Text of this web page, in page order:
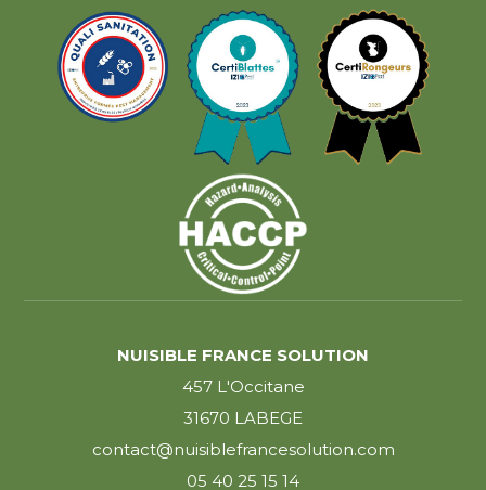
NUISIBLE FRANCE SOLUTION
457 L'Occitane
31670 LABEGE
contact@nuisiblefrancesolution.com
05 40 25 15 14